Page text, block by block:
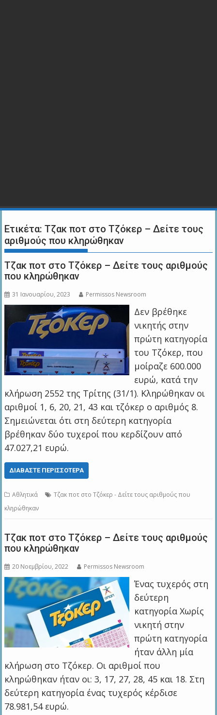
Ετικέτα:Τζακ ποτ στο Τζόκερ – Δείτε τους
αριθμούς που κληρώθηκαν
Τζακ ποτ στο Τζόκερ – Δείτε τους αριθμούς
που κληρώθηκαν
31 Ιανουαρίου, 2023 Permissos Newsroom
Δεν βρέθηκε
νικητής στην
πρώτη κατηγορία
του Τζόκερ, που
μοίραζε 600.000
ευρώ, κατά την
κλήρωση 2552 της Τρίτης (31/1). Κληρώθηκαν οι
αριθμοί 1, 6, 20, 21, 43 και τζόκερ ο αριθμός 8.
Σημειώνεται ότι στη δεύτερη κατηγορία
βρέθηκαν δύο τυχεροί που κερδίζουν από
47.027,21 ευρώ.
ΔΙΑΒΆΣΤΕ ΠΕΡΙΣΣΌΤΕΡΑ
Αθλητικά
Τζακ ποτ στο Τζόκερ - Δείτε τους αριθμούς που
κληρώθηκαν
Τζακ ποτ στο Τζόκερ – Δείτε τους αριθμούς
που κληρώθηκαν
20 Νοεμβρίου, 2022 Permissos Newsroom
Ένας τυχερός στη
δεύτερη
κατηγορία Χωρίς
νικητή στην
πρώτη κατηγορία
ήταν άλλη μία
κλήρωση στο Τζόκερ. Οι αριθμοί που
κληρώθηκαν ήταν οι: 3, 17, 27, 28, 45 και 18. Στη
δεύτερη κατηγορία ένας τυχερός κέρδισε
78.981,54 ευρώ.